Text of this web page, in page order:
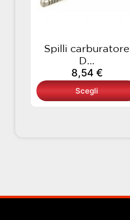
Spilli carburatore
D...
8,54 €
Scegli
scelte
nella
pagina
del
prodotto